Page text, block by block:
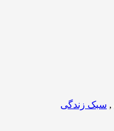
, سبک زندگی